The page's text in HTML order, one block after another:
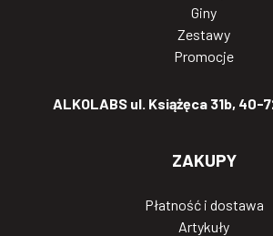
Giny
Zestawy
Promocje
ALKOLABS ul. Książęca 31b, 40-
ZAKUPY
Płatność i dostawa
Artykuły